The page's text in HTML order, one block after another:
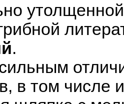
.
в том числе